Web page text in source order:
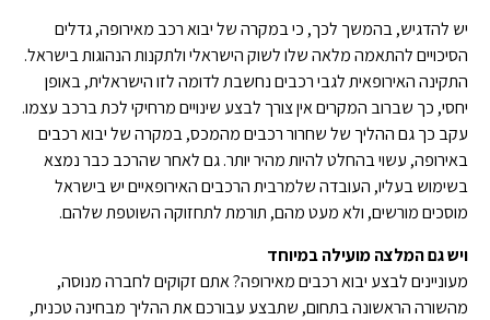
יש להדגיש, בהמשך לכך, כי במקרה של יבוא רכב מאירופה, גדלים
הסיכויים להתאמה מלאה שלו לשוק הישראלי ולתקנות הנהוגות בישראל.
התקינה האירופאית לגבי רכבים נחשבת לדומה לזו הישראלית, באופן
יחסי, כך שברוב המקרים אין צורך לבצע שינויים מרחיקי לכת ברכב עצמו.
עקב כך גם ההליך של שחרור רכבים מהמכס, במקרה של יבוא רכבים
באירופה, עשוי בהחלט להיות מהיר יותר. גם לאחר שהרכב כבר נמצא
בשימוש בעליו, העובדה שלמרבית הרכבים האירופאיים יש בישראל
מוסכים מורשים, ולא מעט מהם, תורמת לתחזוקה השוטפת שלהם.
ויש גם המלצה מועילה במיוחד
מעוניינים לבצע יבוא רכבים מאירופה? אתם זקוקים לחברה מנוסה,
מהשורה הראשונה בתחום, שתבצע עבורכם את ההליך מבחינה טכנית,